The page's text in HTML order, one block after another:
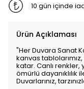
10 gün içinde
Ürün Açıklaması
"Her Duvara Sanat
kanvas
katar. Canlı renkler,
ömürlü dayanıklılık
Duvarlarınız,